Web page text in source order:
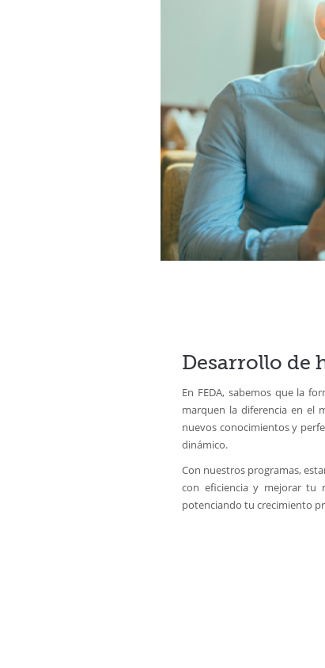
Desarrollo de
En FEDA, sabemos que la
marquen la diferencia en el
nuevos conocimientos y
dinámico.
Con nuestros programas,
con eficiencia y mejorar tu
potenciando tu crecimiento